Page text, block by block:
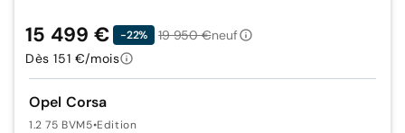
Opel Corsa
1.2 75 BVM5•Edition
15 499 € -22% 19 950 €neuf
Dès 151 €/mois